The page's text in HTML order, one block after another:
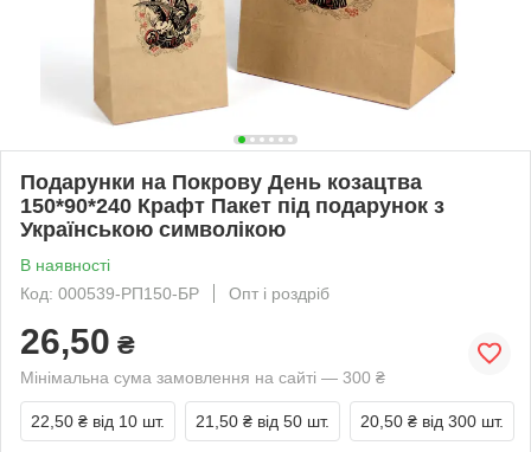
Подарунки на Покрову День козацтва
150*90*240 Крафт Пакет під подарунок з
Українською символікою
В наявності
Код: 000539-РП150-БР
Опт і роздріб
26,50 ₴
Мінімальна сума замовлення на сайті — 300 ₴
22,50 ₴ від 10 шт. 21,50 ₴ від 50 шт. 20,50 ₴ від 300 шт.